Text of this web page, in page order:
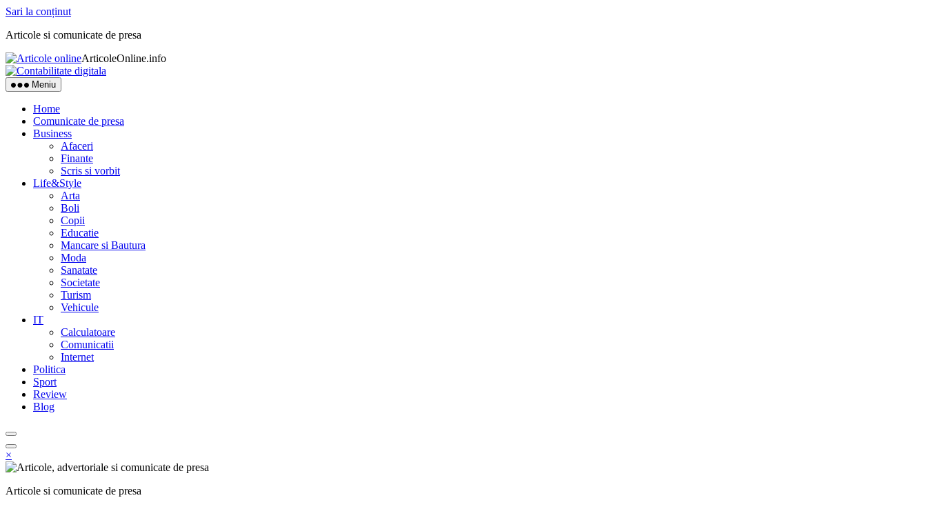
Sari la conținut
Articole si comunicate de presa
ArticoleOnline.info
Meniu
Home
Comunicate de presa
Business
Afaceri
Finante
Scris si vorbit
Life&Style
Arta
Boli
Copii
Educatie
Mancare si Bautura
Moda
Sanatate
Societate
Turism
Vehicule
IT
Calculatoare
Comunicatii
Internet
Politica
Sport
Review
Blog
×
Articole si comunicate de presa